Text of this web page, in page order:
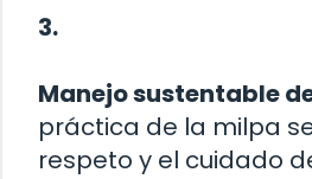
3.
Manejo sustentable
práctica de la milpa
respeto y el cuidado